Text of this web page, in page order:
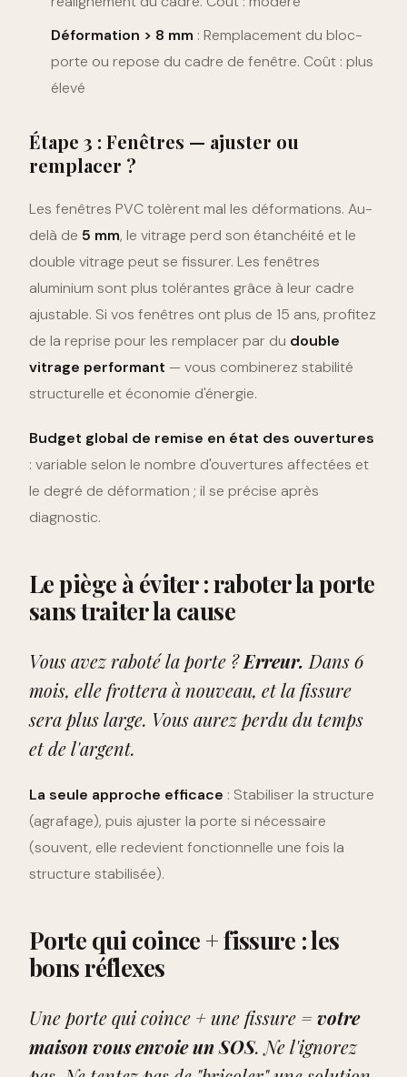
Déformation > 8 mm : Remplacement du bloc-
porte ou repose du cadre de fenêtre. Coût : plus
élevé
Étape 3 : Fenêtres — ajuster ou
remplacer ?
Les fenêtres PVC tolèrent mal les déformations. Au-
delà de 5 mm, le vitrage perd son étanchéité et le
double vitrage peut se fissurer. Les fenêtres
aluminium sont plus tolérantes grâce à leur cadre
ajustable. Si vos fenêtres ont plus de 15 ans, profitez
de la reprise pour les remplacer par du double
vitrage performant — vous combinerez stabilité
structurelle et économie d'énergie.
Budget global de remise en état des ouvertures
: variable selon le nombre d'ouvertures affectées et
le degré de déformation ; il se précise après
diagnostic.
Le piège à éviter : raboter la porte
sans traiter la cause
Vous avez raboté la porte ?Erreur. Dans 6
mois, elle frottera à nouveau, et la fissure
sera plus large. Vous aurez perdu du temps
et de l'argent.
La seule approche efficace : Stabiliser la structure
(agrafage), puis ajuster la porte si nécessaire
(souvent, elle redevient fonctionnelle une fois la
structure stabilisée).
Porte qui coince + fissure : les
bons réflexes
Une porte qui coince + une fissure =votre
maison vous envoie un SOS. Ne l'ignorez